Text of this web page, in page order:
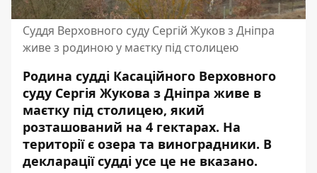
Суддя Верховного суду Сергій Жуков з Дніпра
живе з родиною у маєтку під столицею
Родина судді Касаційного Верховного
суду Сергія Жукова з Дніпра живе в
маєтку під столицею, який
розташований на 4 гектарах. На
території є озера та виноградники. В
декларації судді усе це не вказано.